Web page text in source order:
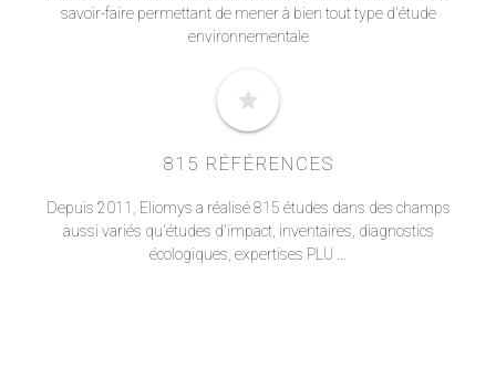
savoir-faire permettant de mener à bien tout type d'étude
environnementale
star
815 RÉFÉRENCES
Depuis 2011, Eliomys a réalisé 815 études dans des champs
aussi variés qu'études d'impact, inventaires, diagnostics
écologiques, expertises PLU ...